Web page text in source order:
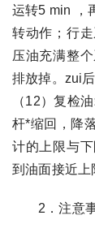
运转5 min ，
转动作；行
压油充满整
排放掉。zui
（12）复检
杆*缩回，降
计的上限与
到油面接近上
2．注意